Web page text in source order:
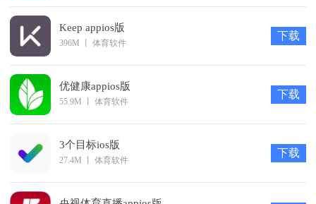
痘友之家软件是一款专为百万痘友打造的社交互动平台，并
且软件界面清爽舒服，操作简单，实时互动，了解更多治痘专业
知识!
Keep appios版
396M 体育软件
下载
优健康appios版
55.9M 体育软件
下载
3个目标ios版
27.4M 体育软件
下载